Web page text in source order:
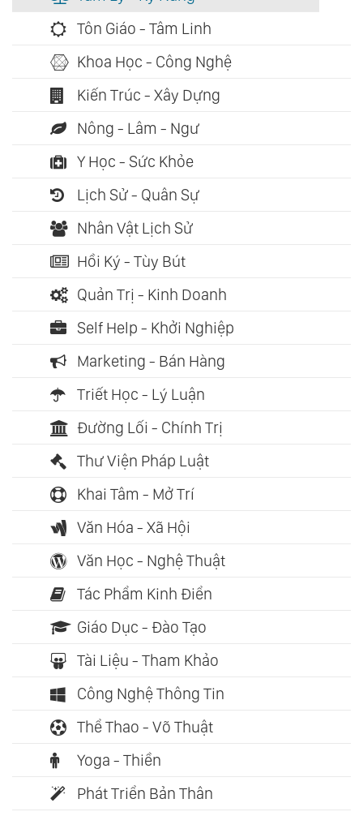
Tôn Giáo - Tâm Linh
Khoa Học - Công Nghệ
Kiến Trúc - Xây Dựng
Nông - Lâm - Ngư
Y Học - Sức Khỏe
Lịch Sử - Quân Sự
Nhân Vật Lịch Sử
Hồi Ký - Tùy Bút
Quản Trị - Kinh Doanh
Self Help - Khởi Nghiệp
Marketing - Bán Hàng
Triết Học - Lý Luận
Đường Lối - Chính Trị
Thư Viện Pháp Luật
Khai Tâm - Mở Trí
Văn Hóa - Xã Hội
Văn Học - Nghệ Thuật
Tác Phẩm Kinh Điển
Giáo Dục - Đào Tạo
Tài Liệu - Tham Khảo
Công Nghệ Thông Tin
Thể Thao - Võ Thuật
Yoga - Thiền
Phát Triển Bản Thân